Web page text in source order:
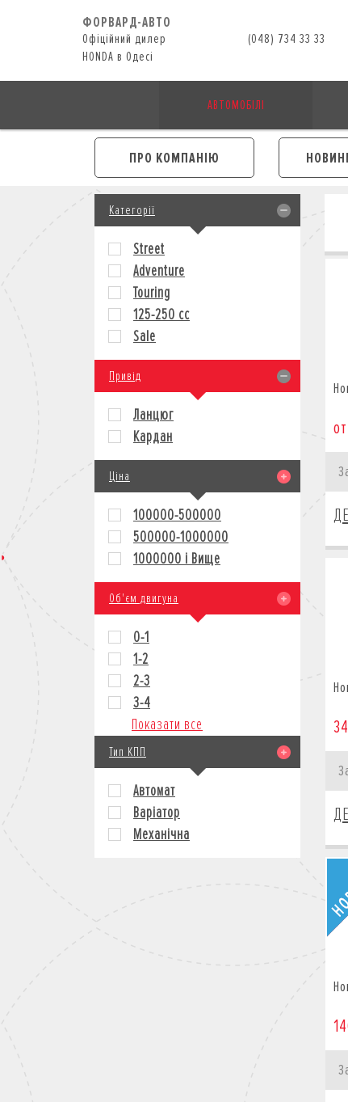
ФОРВАРД-АВТО
Офіційний дилер
HONDA в Одесі
(048) 734 33 33
АВТОМОБІЛІ
ПРО КОМПАНІЮ
Категорії
Street
Adventure
Touring
125-250 cc
Sale
Привід
Ланцюг
Кардан
Ціна
100000-500000
500000-1000000
1000000 і Вище
Об'єм двигуна
0-1
1-2
2-3
3-4
Показати все
Тип КПП
Автомат
Варіатор
Механічна